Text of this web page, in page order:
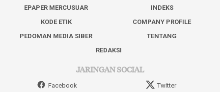
EPAPER MERCUSUAR
INDEKS
KODE ETIK
COMPANY PROFILE
PEDOMAN MEDIA SIBER
TENTANG
REDAKSI
JARINGAN SOCIAL
Facebook Twitter